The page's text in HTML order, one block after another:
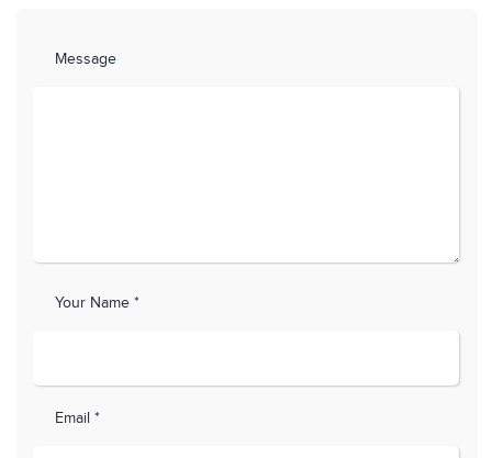
Message
Your Name *
Email *